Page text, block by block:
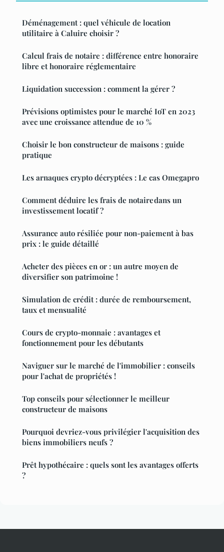
Déménagement : quel véhicule de location
utilitaire à Caluire choisir ?
Calcul frais de notaire : différence entre honoraire
libre et honoraire réglementaire
Liquidation succession : comment la gérer ?
Prévisions optimistes pour le marché IoT en 2023
avec une croissance attendue de 10 %
Choisir le bon constructeur de maisons : guide
pratique
Les arnaques crypto décryptées : Le cas Omegapro
Comment déduire les frais de notaire dans un
investissement locatif ?
Assurance auto résiliée pour non-paiement à bas
prix : le guide détaillé
Acheter des pièces en or : un autre moyen de
diversifier son patrimoine !
Simulation de crédit : durée de remboursement,
taux et mensualité
Cours de crypto-monnaie : avantages et
fonctionnement pour les débutants
Naviguer sur le marché de l'immobilier : conseils
pour l'achat de propriétés !
Top conseils pour sélectionner le meilleur
constructeur de maisons
Pourquoi devriez-vous privilégier l'acquisition des
biens immobiliers neufs ?
Prêt hypothécaire : quels sont les avantages offerts
?